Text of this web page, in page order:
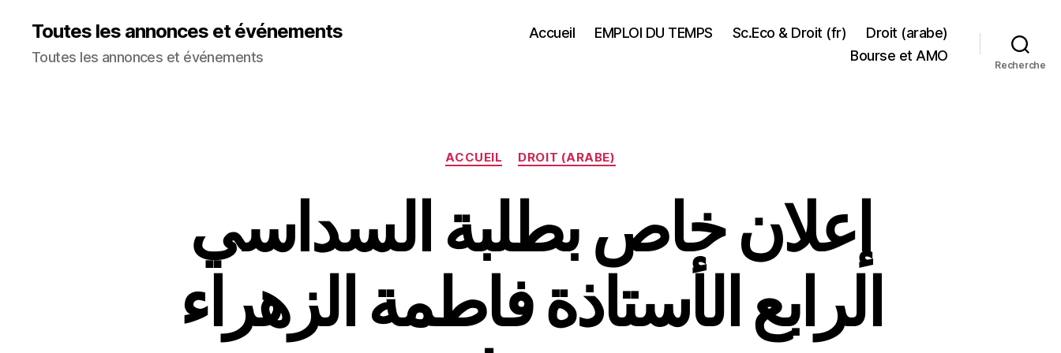
Toutes les annonces et événements
Toutes les annonces et événements
Accueil EMPLOI DU TEMPS Sc.Eco & Droit (fr)
Droit (arabe)
Bourse et AMO
Recherche
Catégories
ACCUEIL DROIT (ARABE)
إعلان خاص بطلبة السداسي
الرابع الأستاذة فاطمة الزهراء